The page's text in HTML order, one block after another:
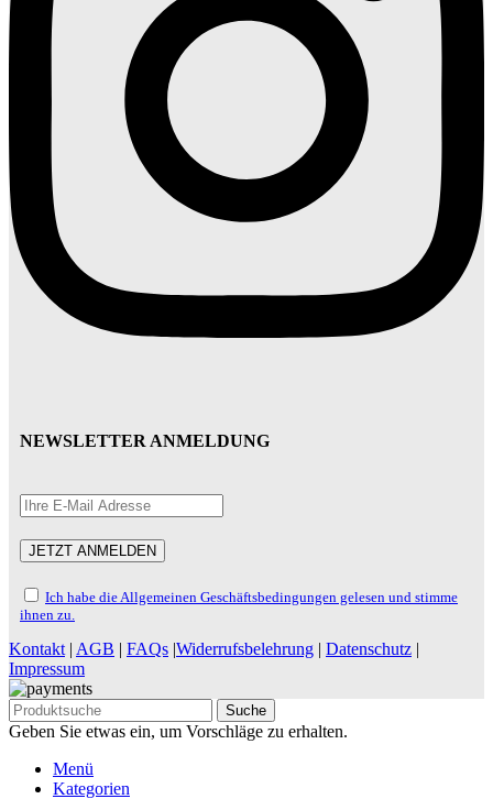
NEWSLETTER ANMELDUNG
Ich habe die Allgemeinen Geschäftsbedingungen gelesen und stimme
ihnen zu.
Kontakt | AGB | FAQs |Widerrufsbelehrung | Datenschutz |
Impressum
Suche
Geben Sie etwas ein, um Vorschläge zu erhalten.
Menü
Kategorien